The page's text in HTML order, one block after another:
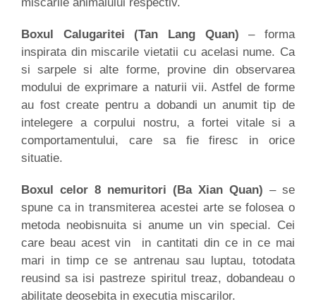
Boxul Calugaritei (Tan Lang Quan) – forma
inspirata din miscarile vietatii cu acelasi nume. Ca
si sarpele si alte forme, provine din observarea
modului de exprimare a naturii vii. Astfel de forme
au fost create pentru a dobandi un anumit tip de
intelegere a corpului nostru, a fortei vitale si a
comportamentului, care sa fie firesc in orice
situatie.
Boxul celor 8 nemuritori (Ba Xian Quan) – se
spune ca in transmiterea acestei arte se folosea o
metoda neobisnuita si anume un vin special. Cei
care beau acest vin in cantitati din ce in ce mai
mari in timp ce se antrenau sau luptau, totodata
reusind sa isi pastreze spiritul treaz, dobandeau o
abilitate deosebita in executia miscarilor.